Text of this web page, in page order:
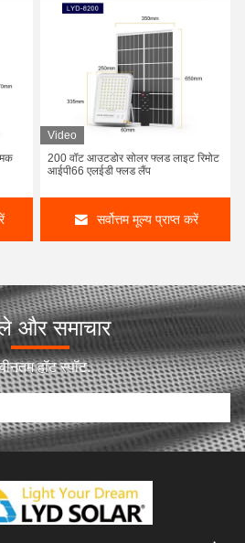
Video
200 वॉट आउटडोर सोलर फ्लड लाइट रिमोट
आईपी66 एलईडी फ्लड लैंप
सर्वोत्तम मूल्य प्राप्त करें
और समाचार
हॉट स्पॉट.